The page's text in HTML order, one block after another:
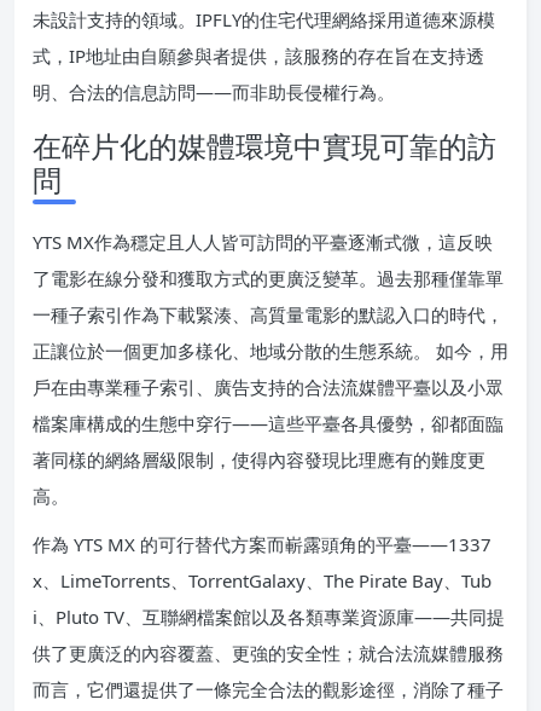
未設計支持的領域。IPFLY的住宅代理網絡採用道德來源模
式，IP地址由自願參與者提供，該服務的存在旨在支持透
明、合法的信息訪問——而非助長侵權行為。
在碎片化的媒體環境中實現可靠的訪
問
YTS MX作為穩定且人人皆可訪問的平臺逐漸式微，這反映
了電影在線分發和獲取方式的更廣泛變革。過去那種僅靠單
一種子索引作為下載緊湊、高質量電影的默認入口的時代，
正讓位於一個更加多樣化、地域分散的生態系統。 如今，用
戶在由專業種子索引、廣告支持的合法流媒體平臺以及小眾
檔案庫構成的生態中穿行——這些平臺各具優勢，卻都面臨
著同樣的網絡層級限制，使得內容發現比理應有的難度更
高。
作為 YTS MX 的可行替代方案而嶄露頭角的平臺——1337
x、LimeTorrents、TorrentGalaxy、The Pirate Bay、Tub
i、Pluto TV、互聯網檔案館以及各類專業資源庫——共同提
供了更廣泛的內容覆蓋、更強的安全性；就合法流媒體服務
而言，它們還提供了一條完全合法的觀影途徑，消除了種子